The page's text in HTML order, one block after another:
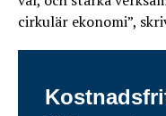
cirkulär ekonomi”,